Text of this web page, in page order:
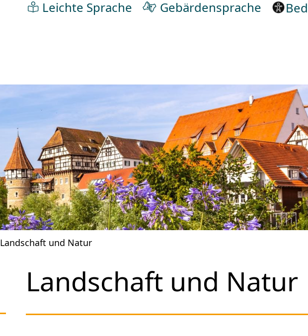
Leichte Sprache Gebärdensprache
Landschaft und Natur
Landschaft und Natur